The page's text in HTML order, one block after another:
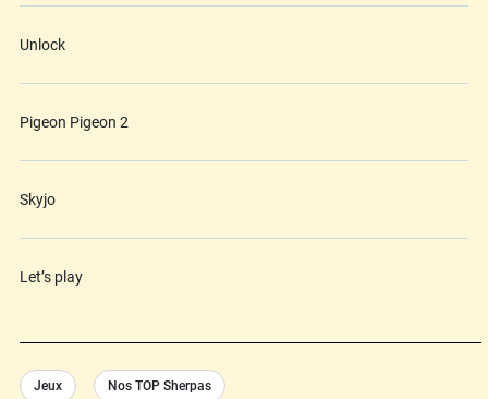
Unlock
Pigeon Pigeon 2
Skyjo
Let’s play
Jeux Nos TOP Sherpas